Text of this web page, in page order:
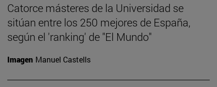
Catorce másteres de la Universidad se
sitúan entre los 250 mejores de España,
según el 'ranking' de "El Mundo"
Imagen Manuel Castells